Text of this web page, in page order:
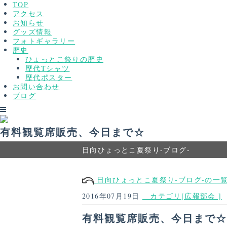
TOP
アクセス
お知らせ
グッズ情報
フォトギャラリー
歴史
ひょっとこ祭りの歴史
歴代Tシャツ
歴代ポスター
お問い合わせ
ブログ
有料観覧席販売、今日まで☆
日向ひょっとこ夏祭り-ブログ-
日向ひょっとこ夏祭り-ブログ-の一
2016年07月19日
カテゴリ[広報部会 ]
有料観覧席販売、今日まで☆